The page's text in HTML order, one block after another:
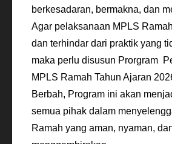
berkesadaran, bermakna, dan
Agar pelaksanaan MPLS
dan terhindar dari praktik yang
maka perlu disusun Prorgram
MPLS Ramah Tahun Ajaran
Berbah, Program ini akan
semua pihak dalam
Ramah yang aman, nyaman,